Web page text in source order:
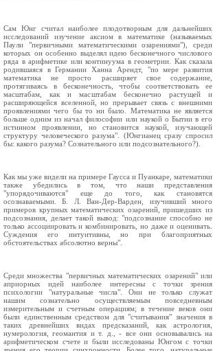
Сам Юнг считал наиболее плодотворным для дальнейших
исследований изучение аксиом в математике (называемых
Паули "первичными математическими озарениями"), среди
которых он особенно выделял идею бесконечного числового
ряда в арифметике или континуума в геометрии. Как сказала
родившаяся в Германии Ханна Арендт, "по мере развития
математика не просто расширяет свое содержание,
протягиваясь в бесконечность, чтобы соответствовать ее
масштабам, как и масштабам бесконечно растущей и
расширяющейся вселенной, но прерывает связь с внешними
проявлениями чего бы то ни было. Математика не является
больше одним из начал философии или наукой о Бытии в его
истинном проявлении, но становится наукой, изучающей
структуру человеческого разума". (Юнгианец сразу спросил
бы: какого разума? Сознательного или подсознательного?).
Как мы уже видели на примере Гаусса и Пуанкаре, математики
также убедились в том, что наши представления
"упорядочиваются" еще до того, как становятся
осознаваемыми. Б. Л. Ван-Дер-Варден, изучивший много
примеров крупных математических озарений, пришедших из
подсознания, делает такой вывод: "подсознание способно не
только ассоциировать и комбинировать, но даже и оценивать.
Суждения его интуитивны, но при благоприятных
обстоятельствах абсолютно верны".
Среди множества "первичных математических озарений" или
априорных идей наиболее интересны с точки зрения
психологии "натуральные числа". Они не только служат
нашим сознательно осуществляемым повседневным
измерительным и счетным операциям; в течение веков они
были единственным средством для "считывания" значения в
таких древнейших видах предсказаний, как астрология,
нумерология, геомантия и т. д., - все они основывались на
арифметическом счете и были исследованы Юнгом с точки